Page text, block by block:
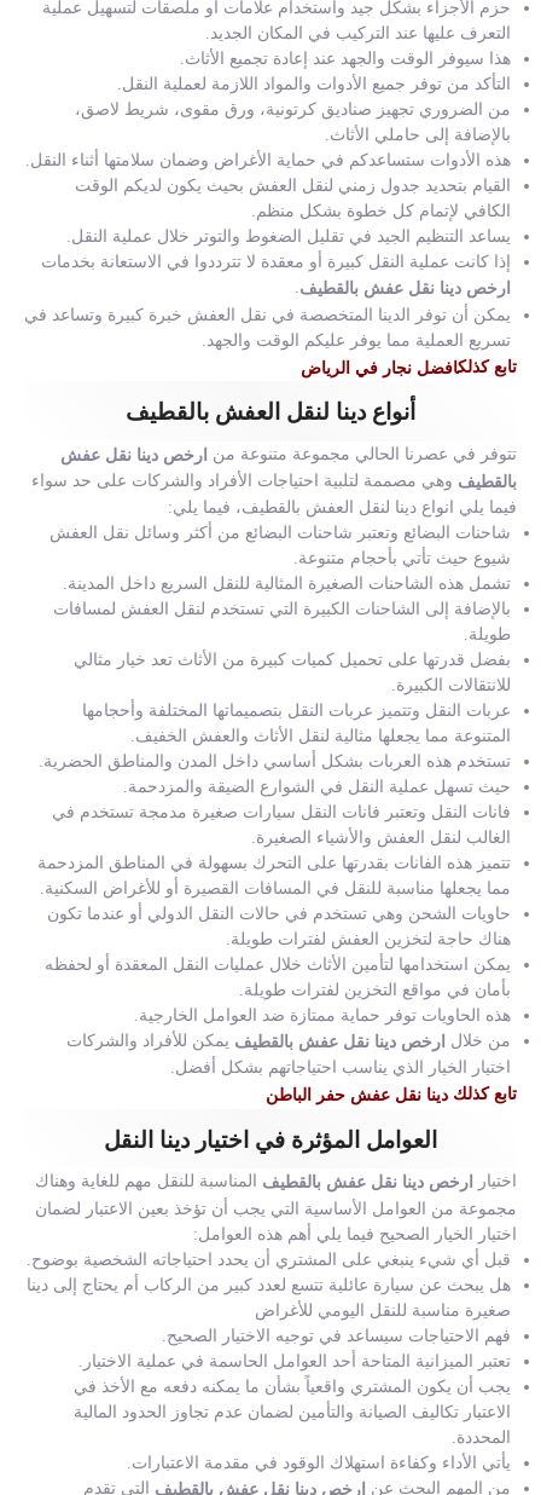
حزم الأجزاء بشكل جيد واستخدام علامات أو ملصقات لتسهيل عملية
التعرف عليها عند التركيب في المكان الجديد.
هذا سيوفر الوقت والجهد عند إعادة تجميع الأثاث.
التأكد من توفر جميع الأدوات والمواد اللازمة لعملية النقل.
من الضروري تجهيز صناديق كرتونية، ورق مقوى، شريط لاصق،
بالإضافة إلى حاملي الأثاث.
هذه الأدوات ستساعدكم في حماية الأغراض وضمان سلامتها أثناء النقل.
القيام بتحديد جدول زمني لنقل العفش بحيث يكون لديكم الوقت
الكافي لإتمام كل خطوة بشكل منظم.
يساعد التنظيم الجيد في تقليل الضغوط والتوتر خلال عملية النقل.
إذا كانت عملية النقل كبيرة أو معقدة لا تترددوا في الاستعانة بخدمات
ارخص دينا نقل عفش بالقطيف.
يمكن أن توفر الدينا المتخصصة في نقل العفش خبرة كبيرة وتساعد في
تسريع العملية مما يوفر عليكم الوقت والجهد.
تابع كذلكافضل نجار في الرياض
أنواع دينا لنقل العفش بالقطيف
تتوفر في عصرنا الحالي مجموعة متنوعة من ارخص دينا نقل عفش
بالقطيف وهي مصممة لتلبية احتياجات الأفراد والشركات على حد سواء
فيما يلي انواع دينا لنقل العفش بالقطيف، فيما يلي:
شاحنات البضائع وتعتبر شاحنات البضائع من أكثر وسائل نقل العفش
شيوع حيث تأتي بأحجام متنوعة.
تشمل هذه الشاحنات الصغيرة المثالية للنقل السريع داخل المدينة.
بالإضافة إلى الشاحنات الكبيرة التي تستخدم لنقل العفش لمسافات
طويلة.
بفضل قدرتها على تحميل كميات كبيرة من الأثاث تعد خيار مثالي
للانتقالات الكبيرة.
عربات النقل وتتميز عربات النقل بتصميماتها المختلفة وأحجامها
المتنوعة مما يجعلها مثالية لنقل الأثاث والعفش الخفيف.
تستخدم هذه العربات بشكل أساسي داخل المدن والمناطق الحضرية.
حيث تسهل عملية النقل في الشوارع الضيقة والمزدحمة.
فانات النقل وتعتبر فانات النقل سيارات صغيرة مدمجة تستخدم في
الغالب لنقل العفش والأشياء الصغيرة.
تتميز هذه الفانات بقدرتها على التحرك بسهولة في المناطق المزدحمة
مما يجعلها مناسبة للنقل في المسافات القصيرة أو للأغراض السكنية.
حاويات الشحن وهي تستخدم في حالات النقل الدولي أو عندما تكون
هناك حاجة لتخزين العفش لفترات طويلة.
يمكن استخدامها لتأمين الأثاث خلال عمليات النقل المعقدة أو لحفظه
بأمان في مواقع التخزين لفترات طويلة.
هذه الحاويات توفر حماية ممتازة ضد العوامل الخارجية.
من خلال ارخص دينا نقل عفش بالقطيف يمكن للأفراد والشركات
اختيار الخيار الذي يناسب احتياجاتهم بشكل أفضل.
تابع كذلك دينا نقل عفش حفر الباطن
العوامل المؤثرة في اختيار دينا النقل
اختيار ارخص دينا نقل عفش بالقطيف المناسبة للنقل مهم للغاية وهناك
مجموعة من العوامل الأساسية التي يجب أن تؤخذ بعين الاعتبار لضمان
اختيار الخيار الصحيح فيما يلي أهم هذه العوامل:
قبل أي شيء ينبغي على المشتري أن يحدد احتياجاته الشخصية بوضوح.
هل يبحث عن سيارة عائلية تتسع لعدد كبير من الركاب أم يحتاج إلى دينا
صغيرة مناسبة للنقل اليومي للأغراض
فهم الاحتياجات سيساعد في توجيه الاختيار الصحيح.
تعتبر الميزانية المتاحة أحد العوامل الحاسمة في عملية الاختيار.
يجب أن يكون المشتري واقعياً بشأن ما يمكنه دفعه مع الأخذ في
الاعتبار تكاليف الصيانة والتأمين لضمان عدم تجاوز الحدود المالية
المحددة.
يأتي الأداء وكفاءة استهلاك الوقود في مقدمة الاعتبارات.
من المهم البحث عن ارخص دينا نقل عفش بالقطيف التي تقدم